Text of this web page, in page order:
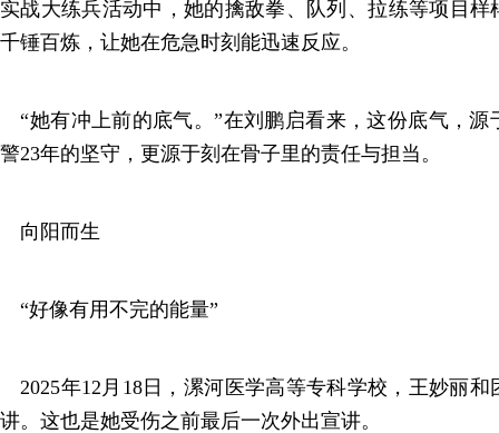
实战大练兵活动中，她的擒敌拳、队列、拉练等项目
千锤百炼，让她在危急时刻能迅速反应。
“她有冲上前的底气。”在刘鹏启看来，这份底气，源
警23年的坚守，更源于刻在骨子里的责任与担当。
向阳而生
“好像有用不完的能量”
2025年12月18日，漯河医学高等专科学校，王妙丽
讲。这也是她受伤之前最后一次外出宣讲。